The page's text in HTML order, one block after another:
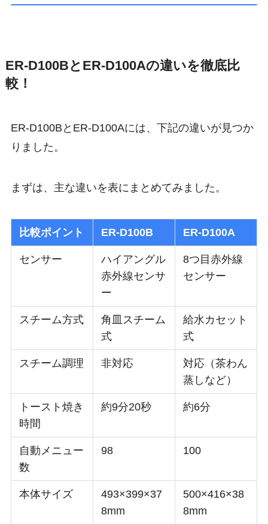
ER-D100BとER-D100Aの違いを徹底比
較！
ER-D100BとER-D100Aには、下記の違いが見つか
りました。
まずは、主な違いを表にまとめてみました。
比較ポイント ER-D100B ER-D100A
センサー
ハイアングル
赤外線センサ
ー
8つ目赤外線
センサー
スチーム方式
角皿スチーム
式
給水カセット
式
スチーム調理 非対応
対応（茶わん
蒸しなど）
トースト焼き
時間
約9分20秒 約6分
自動メニュー
数
98 100
本体サイズ
493×399×37
8mm
500×416×38
8mm